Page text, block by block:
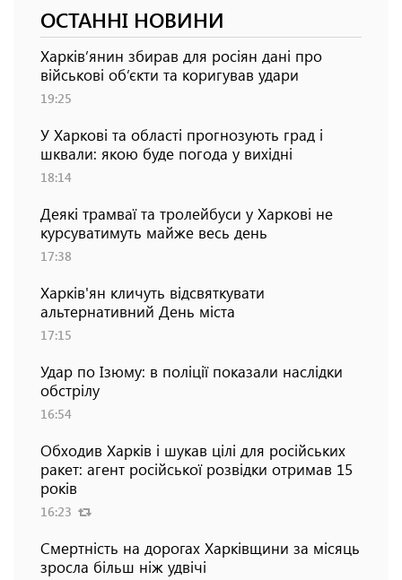
ОСТАННІ НОВИНИ
Харків’янин збирав для росіян дані про
військові об’єкти та коригував удари
19:25
У Харкові та області прогнозують град і
шквали: якою буде погода у вихідні
18:14
Деякі трамваї та тролейбуси у Харкові не
курсуватимуть майже весь день
17:38
Харків'ян кличуть відсвяткувати
альтернативний День міста
17:15
Удар по Ізюму: в поліції показали наслідки
обстрілу
16:54
Обходив Харків і шукав цілі для російських
ракет: агент російської розвідки отримав 15
років
16:23
Смертність на дорогах Харківщини за місяць
зросла більш ніж удвічі